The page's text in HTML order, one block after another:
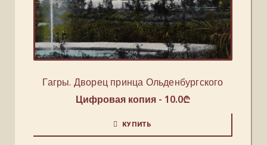
Гагры. Дворец принца Ольденбургского
Цифровая копия - 10.0₾
КУПИТЬ